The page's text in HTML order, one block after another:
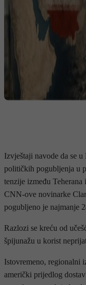
Izvještaji navode da se
političkih pogubljenja u
tenzije između
CNN-ove novinarke
pogubljeno je najmanje
Razlozi se kreću od
špijunažu u korist
Istovremeno, regionalni
američki prijedlog